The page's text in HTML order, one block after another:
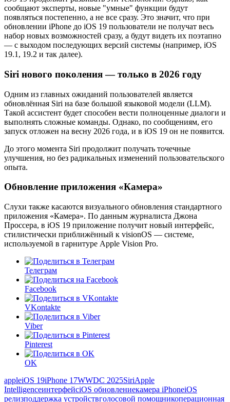
сообщают эксперты, новые "умные" функции будут
появляться постепенно, а не все сразу. Это значит, что при
обновлении iPhone до iOS 19 пользователи не получат весь
набор новых возможностей сразу, а будут видеть их поэтапно
— с выходом последующих версий системы (например, iOS
19.1, 19.2 и так далее).
Siri нового поколения — только в 2026 году
Одним из главных ожиданий пользователей является
обновлённая Siri на базе большой языковой модели (LLM).
Такой ассистент будет способен вести полноценные диалоги и
выполнять сложные команды. Однако, по сообщениям, его
запуск отложен на весну 2026 года, и в iOS 19 он не появится.
До этого момента Siri продолжит получать точечные
улучшения, но без радикальных изменений пользовательского
опыта.
Обновление приложения «Камера»
Слухи также касаются визуального обновления стандартного
приложения «Камера». По данным журналиста Джона
Проссера, в iOS 19 приложение получит новый интерфейс,
стилистически приближённый к visionOS — системе,
используемой в гарнитуре Apple Vision Pro.
Телеграм
Facebook
VKontakte
Viber
Pinterest
OK
appleiOS 19iPhone 17WWDC 2025SiriApple
IntelligenceинтерфейсiOS обновлениекамера iPhoneiOS
релизподдержка устройствголосовой помощникоперационная